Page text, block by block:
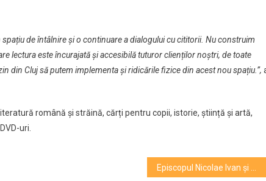
de întâlnire și o continuare a dialogului cu cititorii. Nu construim
lectura este încurajată și accesibilă tuturor clienților noștri, de toate
din Cluj să putem implementa și ridicările fizice din acest nou spațiu.”,
română și străină, cărți pentru copii, istorie, știință și artă,
uri.